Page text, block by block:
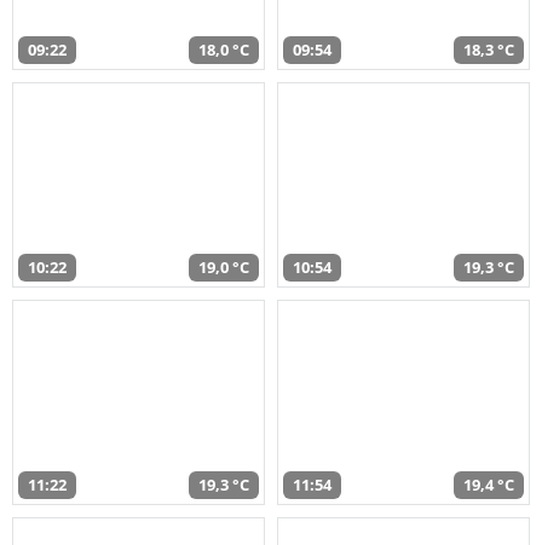
09:22 18,0 °C 09:54 18,3 °C
10:22 19,0 °C 10:54 19,3 °C
11:22 19,3 °C 11:54 19,4 °C